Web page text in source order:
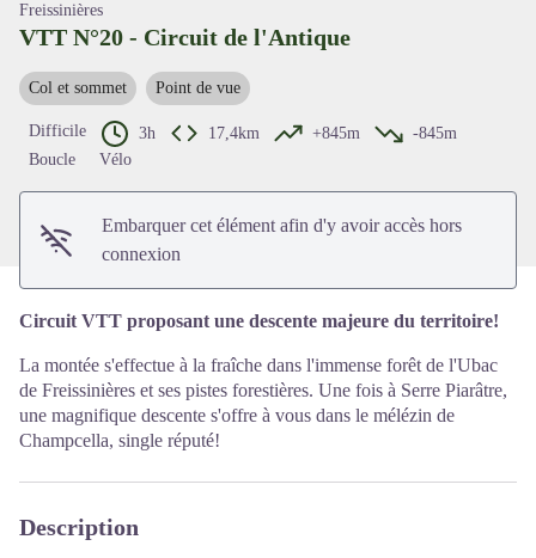
Freissinières
VTT N°20 - Circuit de l'Antique
Col et sommet Point de vue
Difficile 3h 17,4km +845m
-845m
Boucle
Vélo
Embarquer cet élément afin d'y avoir accès hors
connexion
Circuit VTT proposant une descente majeure du territoire!
La montée s'effectue à la fraîche dans l'immense forêt de l'Ubac
de Freissinières et ses pistes forestières. Une fois à Serre Piarâtre,
une magnifique descente s'offre à vous dans le mélézin de
Champcella, single réputé!
Description